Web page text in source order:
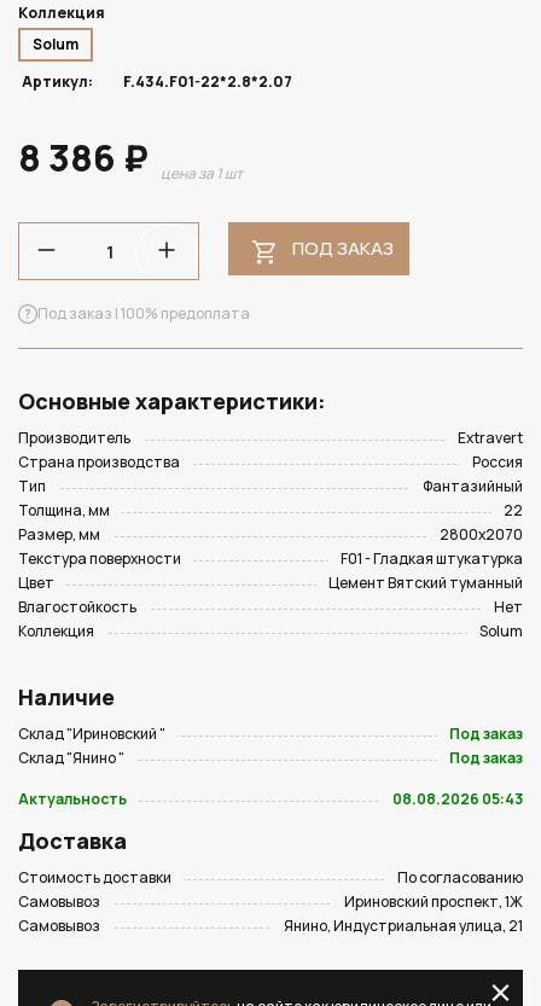
Коллекция
Solum
Артикул:
F.434.F01-22*2.8*2.07
8 386 ₽ цена за 1 шт
ПОД ЗАКАЗ
Под заказ | 100% предоплата
Основные характеристики:
Производитель
Extravert
Страна производства
Россия
Тип
Фантазийный
Толщина, мм
22
Размер, мм
2800х2070
Текстура поверхности
F01 - Гладкая штукатурка
Цвет
Цемент Вятский туманный
Влагостойкость
Нет
Коллекция
Solum
Наличие
Склад "Ириновский "
Под заказ
Склад "Янино "
Под заказ
Актуальность
08.08.2026 05:43
Доставка
Стоимость доставки
По согласованию
Самовывоз
Ириновский проспект, 1Ж
Самовывоз
Янино, Индустриальная улица, 21